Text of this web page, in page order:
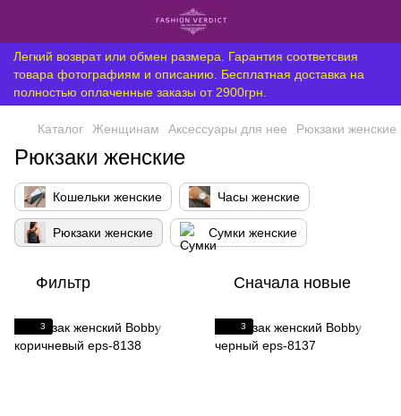
Легкий возврат или обмен размера. Гарантия соответсвия
товара фотографиям и описанию. Бесплатная доставка на
полностью оплаченные заказы от 2900грн.
Каталог Женщинам Аксессуары для нее Рюкзаки женские
Рюкзаки женские
Кошельки женские Часы женские
Рюкзаки женские Сумки женские
Фильтр Сначала новые
3 3